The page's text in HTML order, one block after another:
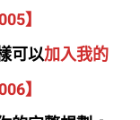
】
可以加入我的
】